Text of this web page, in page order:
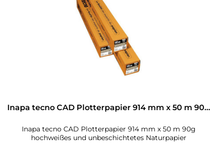
Inapa tecno CAD Plotterpapier 914 mm x 50 m 90...
Inapa tecno CAD Plotterpapier 914 mm x 50 m 90g
hochweißes und unbeschichtetes Naturpapier